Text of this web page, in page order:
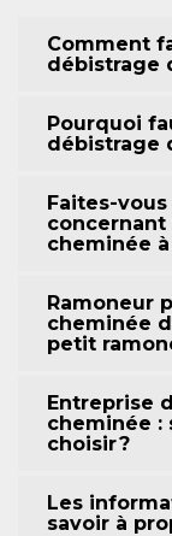
Comment
débistrage
Pourquoi
débistrage
Faites-
cheminée
Ramoneur
cheminée
petit
Entreprise
cheminée :
choisir ?
Les
savoir à